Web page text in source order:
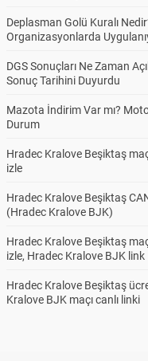
Deplasman Golü Kuralı
Organizasyonlarda
DGS Sonuçları Ne Zaman
Sonuç Tarihini Duyurdu
Mazota İndirim Var mı?
Durum
Hradec Kralove Beşiktaş
izle
Hradec Kralove Beşiktaş
(Hradec Kralove BJK)
Hradec Kralove Beşiktaş
izle, Hradec Kralove BJK link
Hradec Kralove Beşiktaş
Kralove BJK maçı canlı linki